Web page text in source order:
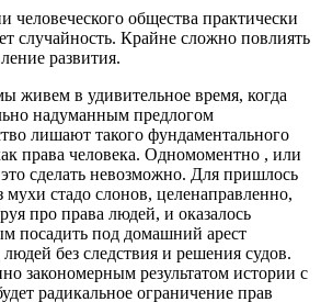
человеческого общества практически
случайность. Крайне сложно повлиять
развития.
живем в удивительное время, когда
надуманным предлогом
лишают такого фундаментального
права человека. Одномоментно , или
сделать невозможно. Для пришлось
мухи стадо слонов, целенаправленно,
про права людей, и оказалось
посадить под домашний арест
без следствия и решения судов.
закономерным результатом истории с
радикальное ограничение прав